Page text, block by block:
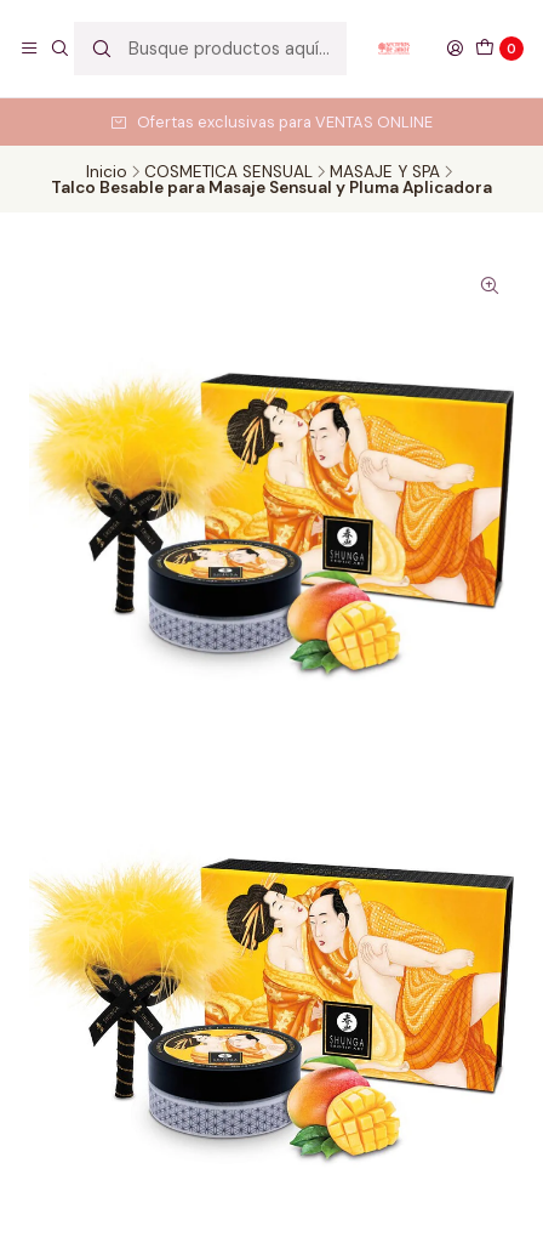
0
Ofertas exclusivas para VENTAS ONLINE
Inicio COSMETICA SENSUAL MASAJE Y SPA
Talco Besable para Masaje Sensual y Pluma Aplicadora